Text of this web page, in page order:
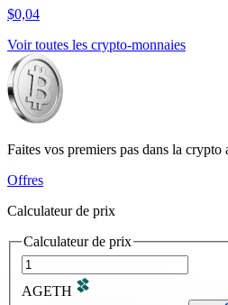
$0,04
Voir toutes les crypto-monnaies
Faites vos premiers pas dans la crypto
Offres
Calculateur de prix
Calculateur de prix
AGETH